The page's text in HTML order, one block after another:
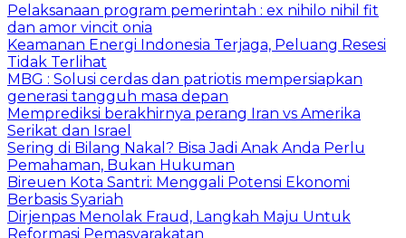
Pelaksanaan program pemerintah : ex nihilo nihil fit
dan amor vincit onia
Keamanan Energi Indonesia Terjaga, Peluang Resesi
Tidak Terlihat
MBG : Solusi cerdas dan patriotis mempersiapkan
generasi tangguh masa depan
Memprediksi berakhirnya perang Iran vs Amerika
Serikat dan Israel
Sering di Bilang Nakal? Bisa Jadi Anak Anda Perlu
Pemahaman, Bukan Hukuman
Bireuen Kota Santri: Menggali Potensi Ekonomi
Berbasis Syariah
Dirjenpas Menolak Fraud, Langkah Maju Untuk
Reformasi Pemasyarakatan